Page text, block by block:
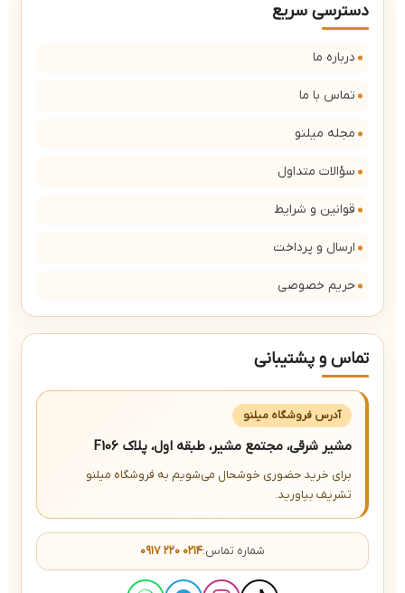
دسترسی سریع
درباره ما
تماس با ما
مجله میلنو
سؤالات متداول
قوانین و شرایط
ارسال و پرداخت
حریم خصوصی
تماس و پشتیبانی
آدرس فروشگاه میلنو
مشیر شرقی، مجتمع مشیر، طبقه اول، پلاک F106
برای خرید حضوری خوشحال می‌شویم به فروشگاه میلنو
تشریف بیاورید.
شماره تماس:۰۹۱۷ ۲۲۰ ۰۲۱۴